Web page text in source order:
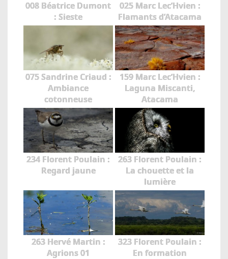
008 Béatrice Dumont
: Sieste
025 Marc Lec’Hvien :
Flamants d’Atacama
075 Sandrine Criaud :
Ambiance
cotonneuse
159 Marc Lec’Hvien :
Laguna Miscanti,
Atacama
234 Florent Poulain :
Regard jaune
263 Florent Poulain :
La chouette et la
lumière
263 Hervé Martin :
Agrions 01
323 Florent Poulain :
En formation